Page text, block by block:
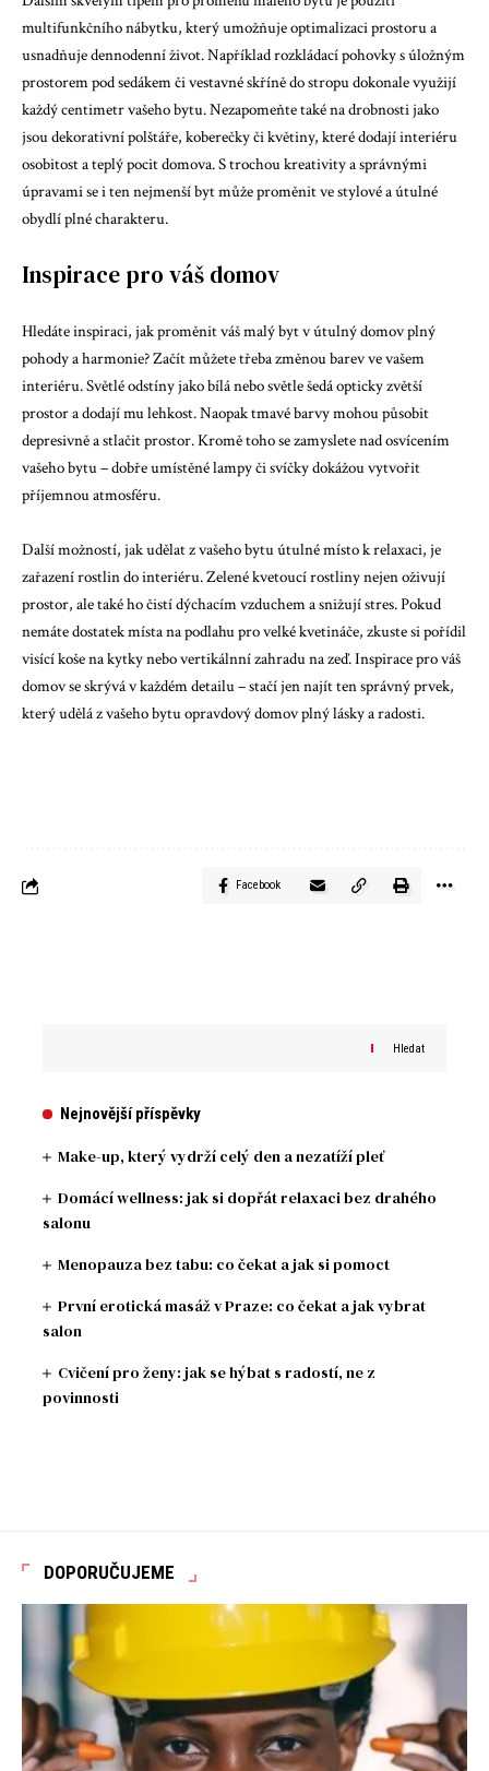
multifunkčního nábytku, který umožňuje optimalizaci prostoru a
usnadňuje dennodenní život. Například rozkládací pohovky s úložným
prostorem pod sedákem či vestavné skříně do stropu dokonale využijí
každý centimetr vašeho bytu. Nezapomeňte také na drobnosti jako
jsou dekorativní polštáře, koberečky či květiny, které dodají interiéru
osobitost a teplý pocit domova. S trochou kreativity a správnými
úpravami se i ten nejmenší byt může proměnit ve stylové a útulné
obydlí plné charakteru.
Inspirace pro váš domov
Hledáte inspiraci, jak proměnit váš malý byt v útulný domov plný
pohody a harmonie? Začít můžete třeba změnou barev ve vašem
interiéru. Světlé odstíny jako bílá nebo světle šedá opticky zvětší
prostor a dodají mu lehkost. Naopak tmavé barvy mohou působit
depresivně a stlačit prostor. Kromě toho se zamyslete nad osvícením
vašeho bytu – dobře umístěné lampy či svíčky dokážou vytvořit
příjemnou atmosféru.
Další možností, jak udělat z vašeho bytu útulné místo k relaxaci, je
zařazení rostlin do interiéru. Zelené kvetoucí rostliny nejen oživují
prostor, ale také ho čistí dýchacím vzduchem a snižují stres. Pokud
nemáte dostatek místa na podlahu pro velké kvetináče, zkuste si pořídil
visící koše na kytky nebo vertikálnní zahradu na zeď. Inspirace pro váš
domov se skrývá v každém detailu – stačí jen najít ten správný prvek,
který udělá z vašeho bytu opravdový domov plný lásky a radosti.
Facebook
Hledat
Nejnovější příspěvky
Make-up, který vydrží celý den a nezatíží pleť
Domácí wellness: jak si dopřát relaxaci bez drahého
salonu
Menopauza bez tabu: co čekat a jak si pomoct
První erotická masáž v Praze: co čekat a jak vybrat
salon
Cvičení pro ženy: jak se hýbat s radostí, ne z
povinnosti
DOPORUČUJEME